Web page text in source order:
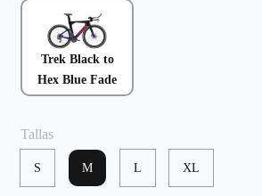
Trek Black to
Hex Blue Fade
Tallas
S M L XL